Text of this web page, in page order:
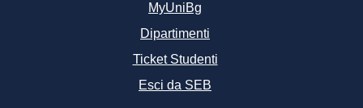
MyUniBg
Dipartimenti
Ticket Studenti
Esci da SEB